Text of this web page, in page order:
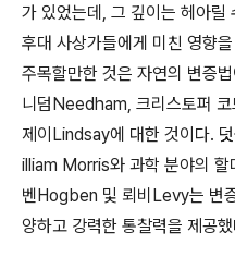
가 있었는데 , 그 깊이는 헤아릴
후대 사상가들에게 미친 영향
주목할만한 것은 자연의 변증
니덤Needham, 크리스토퍼 코
제이 Lindsay에 대한 것이다.
illiam Morris와 과학 분야의 할
벤Hogben 및 뢰비 Levy는 변
양하고 강력한 통찰력을 제공